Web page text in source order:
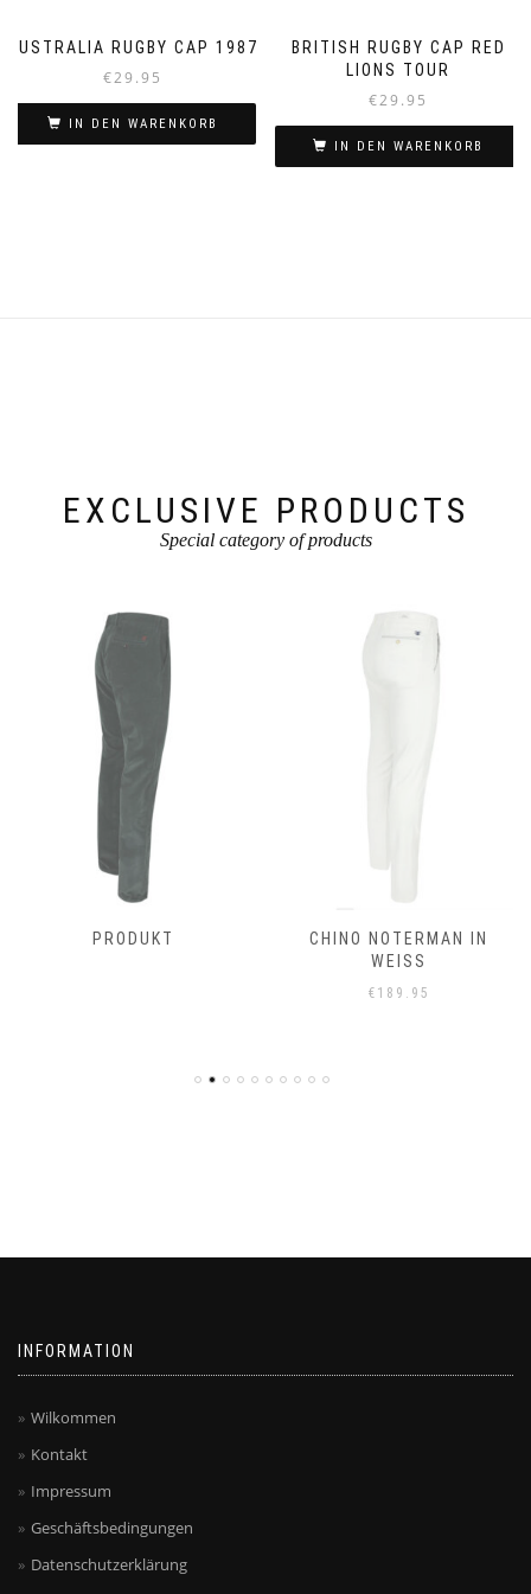
AUSTRALIA RUGBY CAP 1987
€29.95
IN DEN WARENKORB
BRITISH RUGBY CAP RED
LIONS TOUR
€29.95
IN DEN WARENKORB
EXCLUSIVE PRODUCTS
Special category of products
PRODUKT
CHINO NOTERMAN IN
WEISS
€ 189.95
INFORMATION
Wilkommen
Kontakt
Impressum
Geschäftsbedingungen
Datenschutzerklärung